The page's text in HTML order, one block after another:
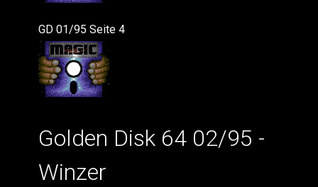
GD 01/95 Seite 4
Golden Disk 64 02/95 -
Winzer